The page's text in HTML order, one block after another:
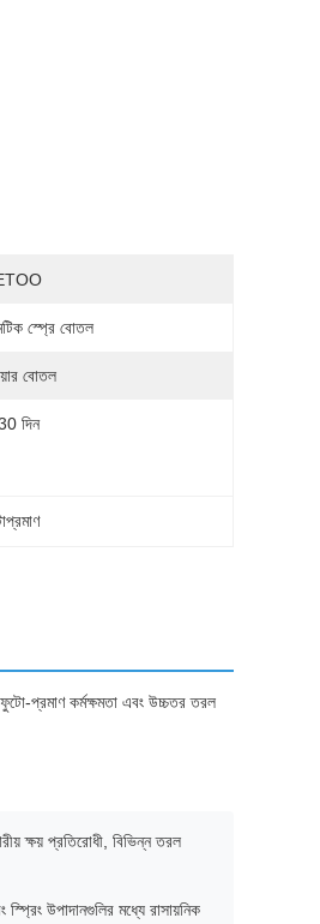
স্প্রে বোতল
বোতল
দিন
প্রমাণ কর্মক্ষমতা এবং উচ্চতর তরল
ক্ষয় প্রতিরোধী, বিভিন্ন তরল
উপাদানগুলির মধ্যে রাসায়নিক